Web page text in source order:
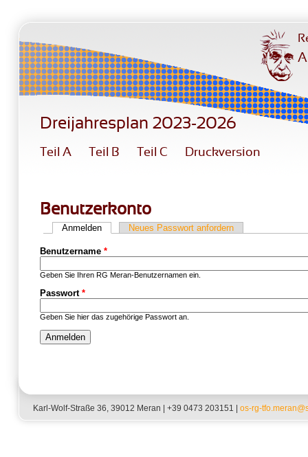
Dreijahresplan 2023-2026
Teil A Teil B Teil C Druckversion
Benutzerkonto
Anmelden (aktiver Reiter)
Neues Passwort anfordern
Benutzername *
Geben Sie Ihren RG Meran-Benutzernamen ein.
Passwort *
Geben Sie hier das zugehörige Passwort an.
Karl-Wolf-Straße 36, 39012 Meran | +39 0473 203151 | os-rg-